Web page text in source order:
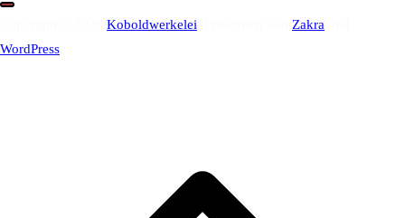
Koboldwerkelei Zakra
WordPress